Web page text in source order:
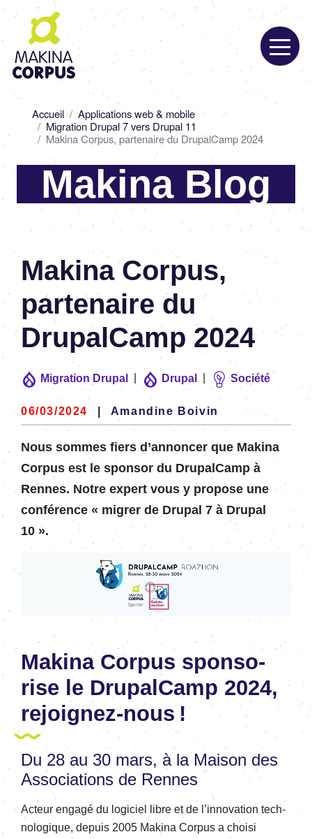
Aller
contenu
principal
d'Ariane
Accueil
Applications web & mobile
Migration Drupal 7 vers Drupal 11
Makina Corpus, partenaire du DrupalCamp 2024
Makina Blog
Makina Corpus,
parte­naire du
Drupal­Camp 2024
Migration Drupal Drupal Société
06/03/2024 | Amandine Boivin
Nous sommes fiers d’an­non­cer que Makina
Corpus est le spon­sor du Drupal­Camp à
Rennes. Notre expert vous y propose une
confé­rence « migrer de Drupal 7 à Drupal
10 ».
Makina Corpus spon­so­
rise le Drupal­Camp 2024,
rejoi­gnez-nous !
Du 28 au 30 mars, à la Maison des
Asso­cia­tions de Rennes
Acteur engagé du logi­ciel libre et de l’in­no­va­tion tech­
no­lo­gique, depuis 2005 Makina Corpus a choisi